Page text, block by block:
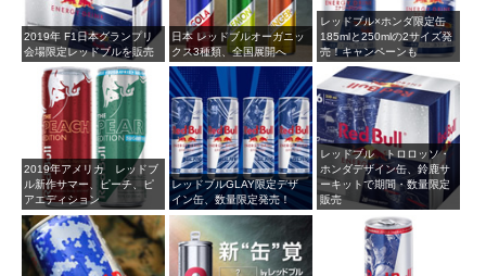
2019年 F1日本グランプリ
会場限定レッドブルを販売
日本 レッドブルオーガニッ
クス3種類、全国展開へ
レッドブル×ホンダ限定缶
185mlと250mlの2サイズ発
売！キャンペーンも
2019年アメリカ レッドブ
ル新作サマー、ピーチ、ピ
アエディション
レッドブルGLAY限定デザ
イン缶、数量限定発売！
レッドブル トロロッソ・
ホンダデザイン缶、鈴鹿サ
ーキットで期間・数量限定
販売